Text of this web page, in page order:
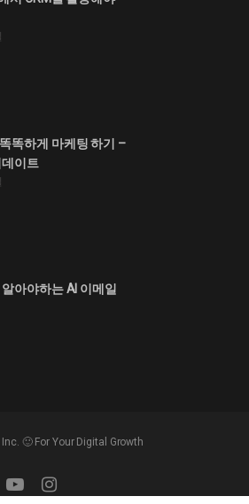
똑하게 마케팅 하기 –
이트
아야하는 AI 이메일
🙂 For Your Digital Growth
youtubeinstagram